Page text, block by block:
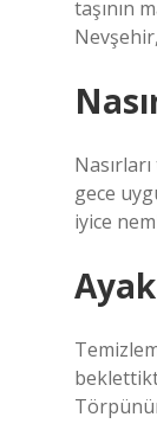
taşının
gece
iyice